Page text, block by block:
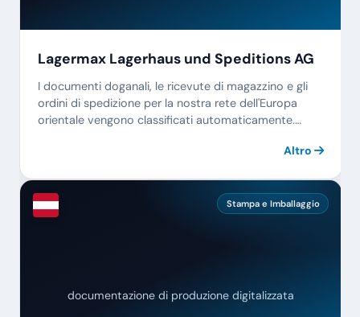
Lagermax Lagerhaus und Speditions AG
I documenti doganali, le ricevute di magazzino e gli
ordini di spedizione per la nostra rete dell'Europa
orientale vengono classificati automaticamente.
Altro
Stampa e Imballaggio
documentazione di produzione digitalizzata